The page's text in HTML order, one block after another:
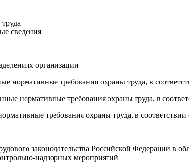
сведения
организации
нормативные требования охраны труда, в
нормативные требования охраны труда, в
требования охраны труда, в соответствии
законодательства Российской Федерации в
надзорных мероприятий